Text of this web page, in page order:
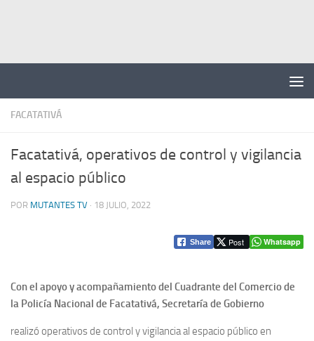
FACATATIVÁ
Facatativá, operativos de control y vigilancia
al espacio público
POR MUTANTES TV · 18 JULIO, 2022
Share Post Whatsapp
Con el apoyo y acompañamiento del Cuadrante del Comercio de
la Policía Nacional de Facatativá, Secretaría de Gobierno
realizó operativos de control y vigilancia al espacio público en